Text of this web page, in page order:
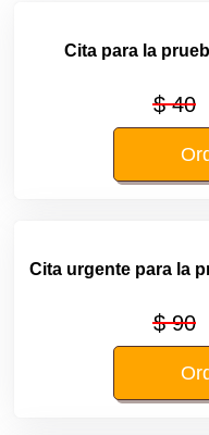
Cita para la
$ 40
Cita urgente para la
$ 90